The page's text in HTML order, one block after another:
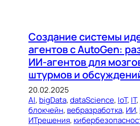
Создание системы
агентов с AutoGen:
ИИ-агентов для
штурмов и
20.02.2025
AI, bigData, dataScience, IoT, IT,
блокчейн, вебразработка, ИИ,
ИТрешения,